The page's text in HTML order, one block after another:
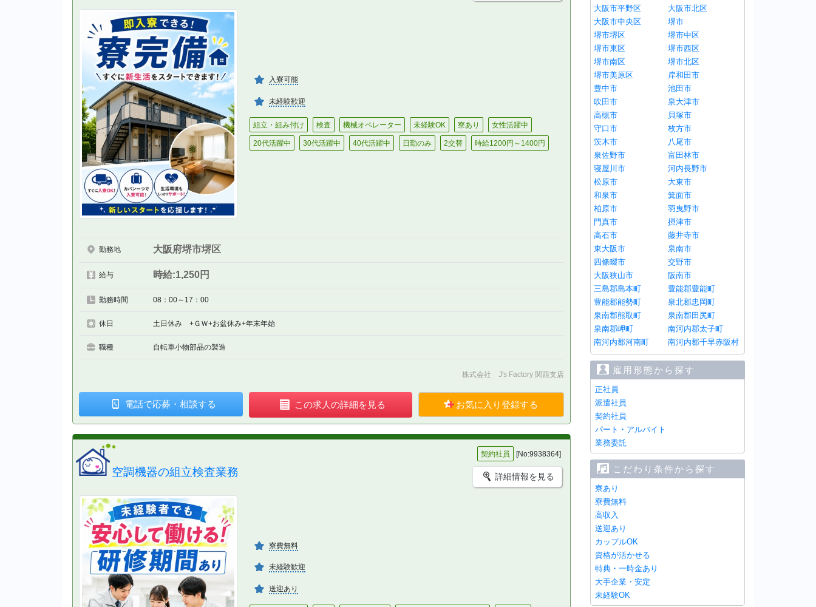
入寮可能
未経験歓迎
組立・組み付け 検査 機械オペレーター 未経験OK 寮あり 女性活躍中
20代活躍中 30代活躍中 40代活躍中 日勤のみ 2交替 時給1200円～1400円
勤務地 大阪府堺市堺区
給与 時給:1,250円
勤務時間 08：00～17：00
休日 土日休み +ＧＷ+お盆休み+年末年始
職種 自転車小物部品の製造
株式会社 J's Factory 関西支店
電話で応募・相談する この求人の詳細を見る お気に入り登録する
契約社員 [No:9938364]
空調機器の組立検査業務 詳細情報を見る
寮費無料
未経験歓迎
送迎あり
大阪市平野区
大阪市北区
大阪市中央区
堺市
堺市堺区
堺市中区
堺市東区
堺市西区
堺市南区
堺市北区
堺市美原区
岸和田市
豊中市
池田市
吹田市
泉大津市
高槻市
貝塚市
守口市
枚方市
茨木市
八尾市
泉佐野市
富田林市
寝屋川市
河内長野市
松原市
大東市
和泉市
箕面市
柏原市
羽曳野市
門真市
摂津市
高石市
藤井寺市
東大阪市
泉南市
四條畷市
交野市
大阪狭山市
阪南市
三島郡島本町
豊能郡豊能町
豊能郡能勢町
泉北郡忠岡町
泉南郡熊取町
泉南郡田尻町
泉南郡岬町
南河内郡太子町
南河内郡河南町
南河内郡千早赤阪村
雇用形態から探す
正社員
派遣社員
契約社員
パート・アルバイト
業務委託
こだわり条件から探す
寮あり
寮費無料
高収入
送迎あり
カップルOK
資格が活かせる
特典・一時金あり
大手企業・安定
未経験OK